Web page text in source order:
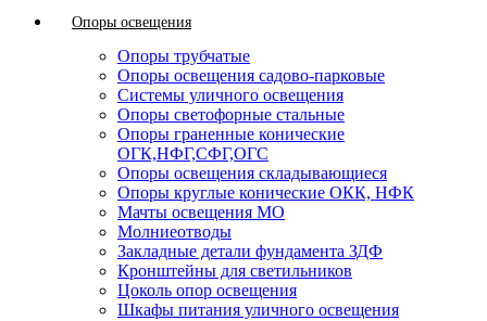
Опоры освещения
Опоры трубчатые
Опоры освещения садово-парковые
Системы уличного освещения
Опоры светофорные стальные
Опоры граненные конические
ОГК,НФГ,СФГ,ОГС
Опоры освещения складывающиеся
Опоры круглые конические ОКК, НФК
Мачты освещения МО
Молниеотводы
Закладные детали фундамента ЗДФ
Кронштейны для светильников
Цоколь опор освещения
Шкафы питания уличного освещения